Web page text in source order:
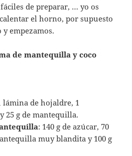
de preparar, … yo os
el horno, por supuesto
empezamos.
lámina de hojaldre, 1
25 g de mantequilla.
: 140 g de azúcar, 70
muy blandita y 100 g